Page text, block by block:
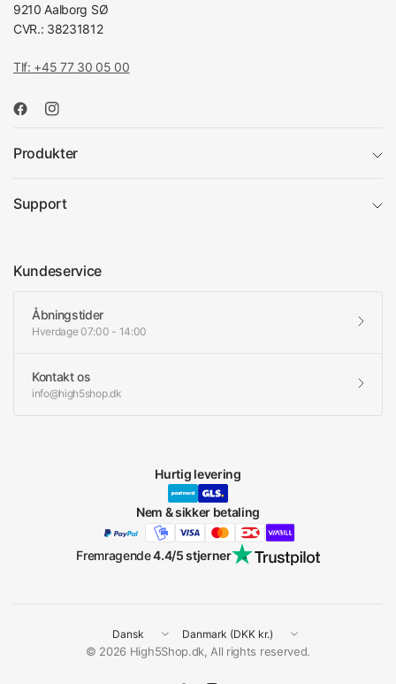
9210 Aalborg SØ
CVR.: 38231812
Tlf: +45 77 30 05 00
Produkter
Support
Kundeservice
Åbningstider
Hverdage 07:00 - 14:00
Kontakt os
info@high5shop.dk
Hurtig levering
Nem & sikker betaling
Fremragende4.4/5 stjerner
Opdater
land
Opdater
land
© 2026 High5Shop.dk, All rights reserved.